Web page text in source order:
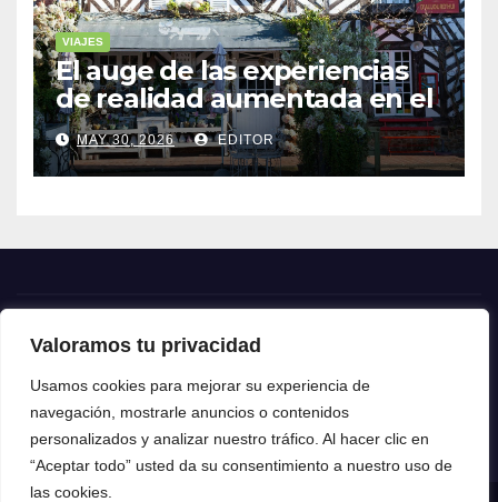
Valoramos tu privacidad
Usamos cookies para mejorar su experiencia de
navegación, mostrarle anuncios o contenidos
personalizados y analizar nuestro tráfico. Al hacer clic en
“Aceptar todo” usted da su consentimiento a nuestro uso de
las cookies.
VIAJES
El auge de las experiencias
de realidad aumentada en el
turismo
MAY 30, 2026 EDITOR
Crónica24
Crónica 24